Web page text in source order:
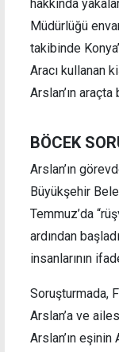
hakkında
Müdürlüğü
takibinde
Aracı kullanan
Arslan’ın araçta
BÖCEK
Arslan’ın
Büyükşehir
Temmuz’da
ardından
insanlarının
Soruşturmada,
Arslan’a ve
Arslan’ın